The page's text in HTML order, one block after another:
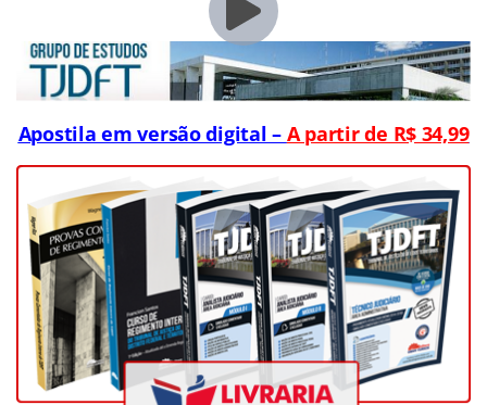
Apostila em versão digital – A partir de R$ 34,99